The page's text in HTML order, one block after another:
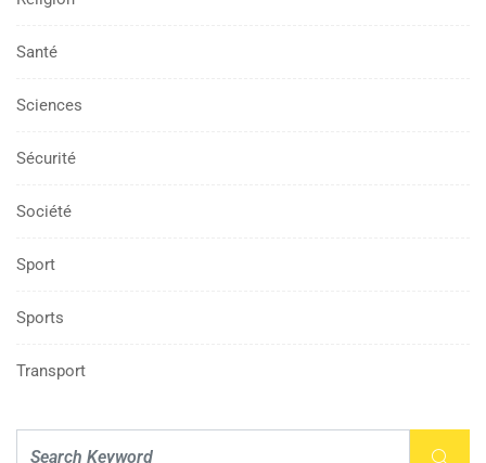
Santé
Sciences
Sécurité
Société
Sport
Sports
Transport